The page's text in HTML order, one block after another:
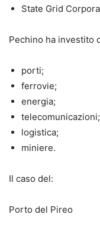
State Grid
Pechino ha investito
porti;
ferrovie;
energia;
telecomunicazioni;
logistica;
miniere.
Il caso del:
Porto del Pireo